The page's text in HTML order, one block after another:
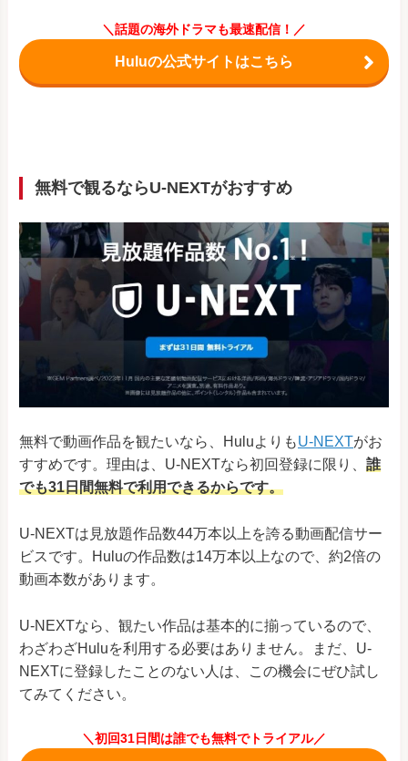
＼話題の海外ドラマも最速配信！／
Huluの公式サイトはこちら
無料で観るならU-NEXTがおすすめ
無料で動画作品を観たいなら、HuluよりもU-NEXTがお
すすめです。理由は、U-NEXTなら初回登録に限り、 誰
でも31日間無料で利用できるからです。
U-NEXTは見放題作品数44万本以上を誇る動画配信サー
ビスです。Huluの作品数は14万本以上なので、約2倍の
動画本数があります。
U-NEXTなら、観たい作品は基本的に揃っているので、
わざわざHuluを利用する必要はありません。まだ、U-
NEXTに登録したことのない人は、この機会にぜひ試し
てみてください。
＼初回31日間は誰でも無料でトライアル／